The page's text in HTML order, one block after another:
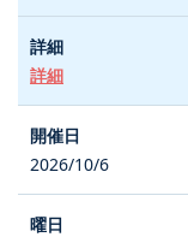
詳細
2026/10/6